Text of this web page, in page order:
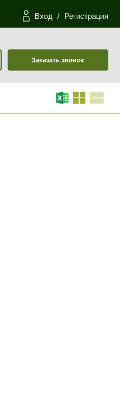
Вход / Регистрация
Заказать звонок